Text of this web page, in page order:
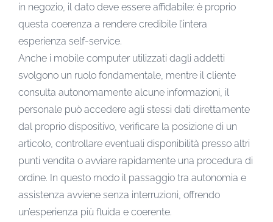
in negozio, il dato deve essere affidabile: è proprio
questa coerenza a rendere credibile l’intera
esperienza self-service.
Anche i mobile computer utilizzati dagli addetti
svolgono un ruolo fondamentale, mentre il cliente
consulta autonomamente alcune informazioni, il
personale può accedere agli stessi dati direttamente
dal proprio dispositivo, verificare la posizione di un
articolo, controllare eventuali disponibilità presso altri
punti vendita o avviare rapidamente una procedura di
ordine. In questo modo il passaggio tra autonomia e
assistenza avviene senza interruzioni, offrendo
un’esperienza più fluida e coerente.